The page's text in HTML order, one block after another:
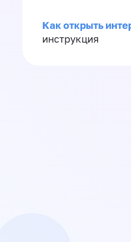
Как открыть
инструкция